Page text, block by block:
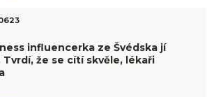
influencerka ze Švédska jí
Tvrdí, že se cítí skvěle, lékaři